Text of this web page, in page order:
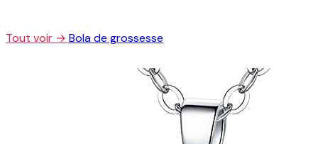
Tout voir → Bola de grossesse